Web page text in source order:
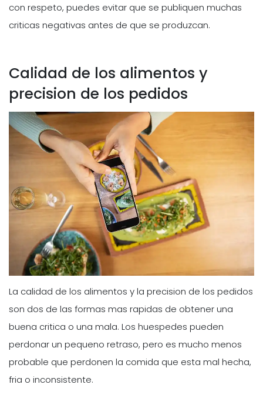
con respeto, puedes evitar que se publiquen muchas
criticas negativas antes de que se produzcan.
Calidad de los alimentos y
precision de los pedidos
La calidad de los alimentos y la precision de los pedidos
son dos de las formas mas rapidas de obtener una
buena critica o una mala. Los huespedes pueden
perdonar un pequeno retraso, pero es mucho menos
probable que perdonen la comida que esta mal hecha,
fria o inconsistente.